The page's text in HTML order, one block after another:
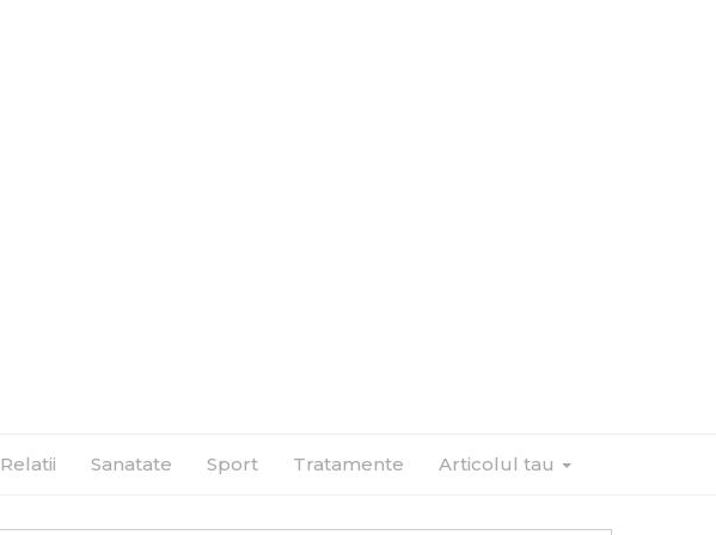
Relatii Sanatate Sport Tratamente Articolul tau